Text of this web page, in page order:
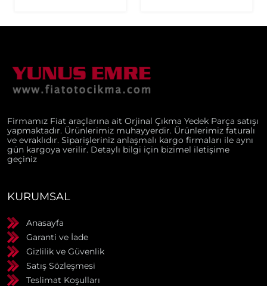
Firmamız Fiat araçlarına ait Orjinal Çıkma Yedek Parça satışı
yapmaktadır. Ürünlerimiz muhayyerdir. Ürünlerimiz faturalı
ve evraklıdır. Siparişleriniz anlaşmalı kargo firmaları ile aynı
gün kargoya verilir. Detaylı bilgi için bizimel iletişime
geçiniz
KURUMSAL
Anasayfa
Garanti ve İade
Gizlilik ve Güvenlik
Satış Sözleşmesi
Teslimat Koşulları